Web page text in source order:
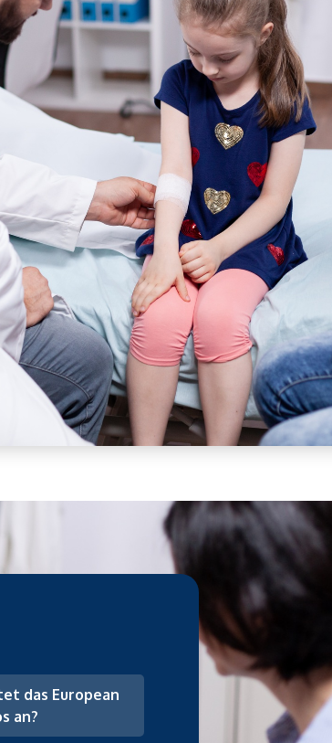
das European
an?